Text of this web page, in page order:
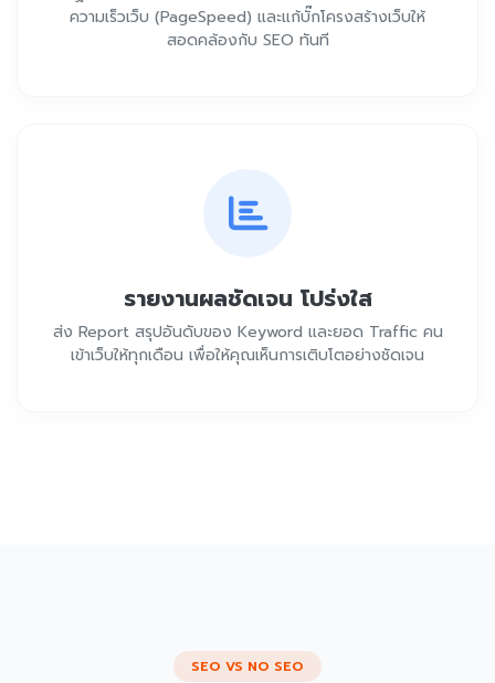
ความเร็วเว็บ (PageSpeed) และแก้บั๊กโครงสร้างเว็บให้
สอดคล้องกับ SEO ทันที
รายงานผลชัดเจน โปร่งใส
ส่ง Report สรุปอันดับของ Keyword และยอด Traffic คน
เข้าเว็บให้ทุกเดือน เพื่อให้คุณเห็นการเติบโตอย่างชัดเจน
SEO VS NO SEO